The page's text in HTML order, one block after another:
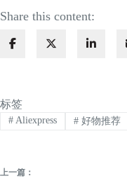
Share this content:
标签
#Aliexpress #好物推荐
上一篇：